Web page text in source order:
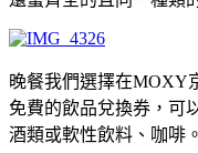
晚餐我們選擇在MOXY
免費的飲品兌換券，可
酒類或軟性飲料、咖啡。